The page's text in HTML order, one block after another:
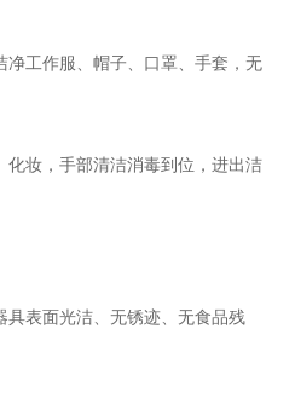
工作服、帽子、口罩、手套，无
妆，手部清洁消毒到位，进出洁
表面光洁、无锈迹、无食品残